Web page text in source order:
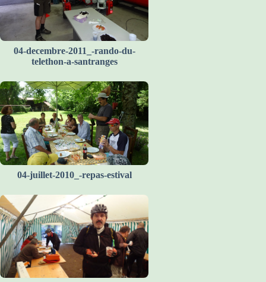
04-decembre-2011_-rando-du-
telethon-a-santranges
04-juillet-2010_-repas-estival